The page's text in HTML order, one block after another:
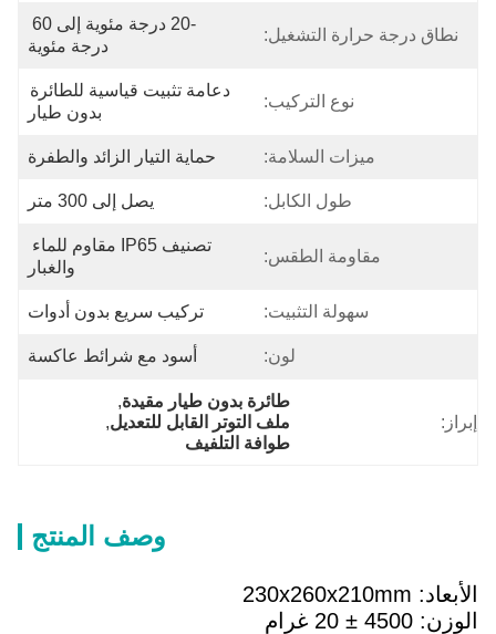
نطاق درجة حرارة التشغيل:
درجة مئوية
نوع التركيب:
بدون طيار
ميزات السلامة: حماية التيار الزائد والطفرة
طول الكابل: يصل إلى 300 متر
مقاومة الطقس:
والغبار
سهولة التثبيت: تركيب سريع بدون أدوات
لون: أسود مع شرائط عاكسة
إبراز:
طائرة بدون طيار مقيدة,
ملف التوتر القابل للتعديل,
طوافة التلفيف
وصف المنتج
الأبعاد: 230x260x210mm
الوزن: 4500 ± 20 غرام